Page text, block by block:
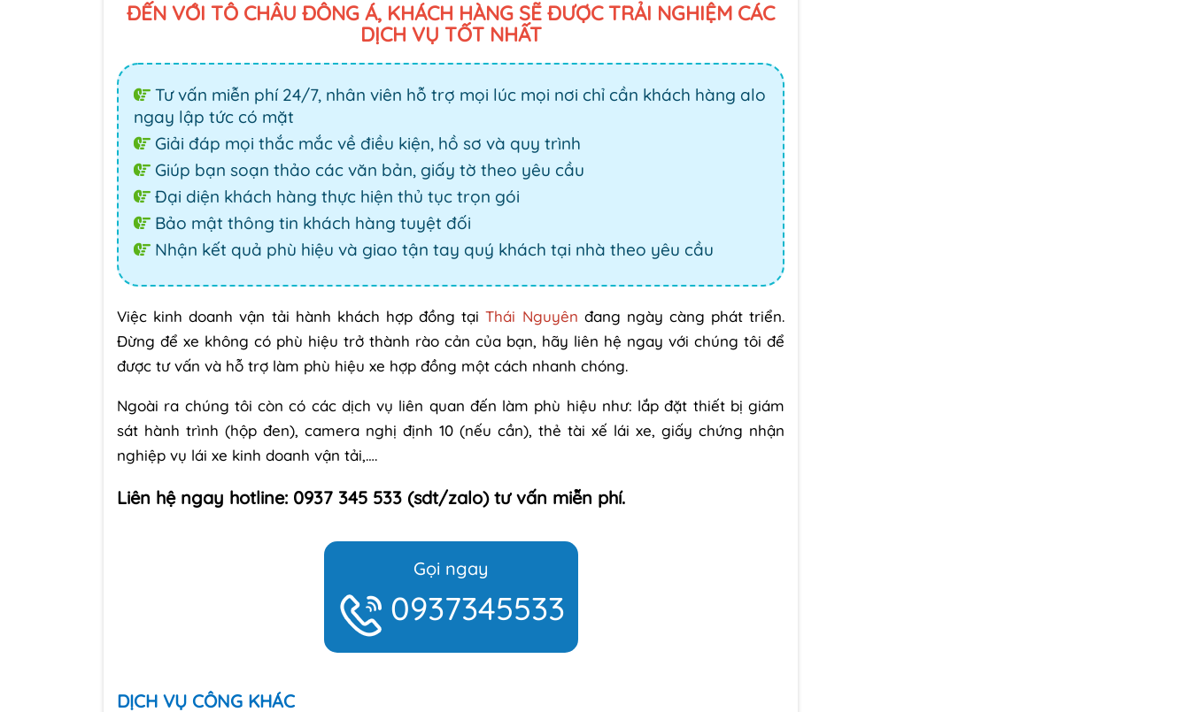
ĐẾN VỚI TÔ CHÂU ĐÔNG Á, KHÁCH HÀNG SẼ ĐƯỢC TRẢI NGHIỆM CÁC
DỊCH VỤ TỐT NHẤT
Tư vấn miễn phí 24/7, nhân viên hỗ trợ mọi lúc mọi nơi chỉ cần khách hàng alo
ngay lập tức có mặt
Giải đáp mọi thắc mắc về điều kiện, hồ sơ và quy trình
Giúp bạn soạn thảo các văn bản, giấy tờ theo yêu cầu
Đại diện khách hàng thực hiện thủ tục trọn gói
Bảo mật thông tin khách hàng tuyệt đối
Nhận kết quả phù hiệu và giao tận tay quý khách tại nhà theo yêu cầu
Việc kinh doanh vận tải hành khách hợp đồng tạiThái Nguyên đang ngày càng phát triển.
Đừng để xe không có phù hiệu trở thành rào cản của bạn, hãy liên hệ ngay với chúng tôi để
được tư vấn và hỗ trợ làm phù hiệu xe hợp đồng một cách nhanh chóng.
Ngoài ra chúng tôi còn có các dịch vụ liên quan đến làm phù hiệu như: lắp đặt thiết bị giám
sát hành trình (hộp đen), camera nghị định 10 (nếu cần), thẻ tài xế lái xe, giấy chứng nhận
nghiệp vụ lái xe kinh doanh vận tải,….
Liên hệ ngay hotline: 0937 345 533 (sdt/zalo) tư vấn miễn phí.
Gọi ngay
0937345533
DỊCH VỤ CÔNG KHÁC